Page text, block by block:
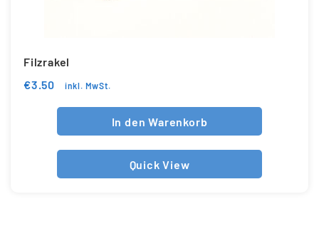
Filzrakel
€3.50 inkl. MwSt.
In den Warenkorb
Quick View